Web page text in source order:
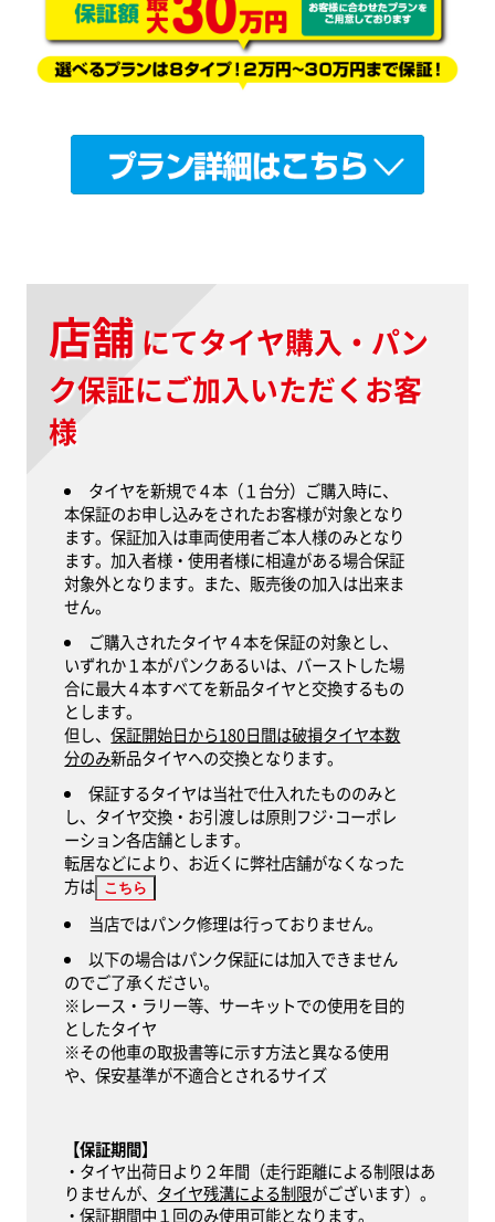
A
B 4万円 まで 6,800円
E 15万円まで 18,800円
F 20万円まで 21,800円
H 30万円まで 31,800円
プランC
保証開始から180日間
免責期間として保証開始日から180日間にパ
ンクした場合は、損傷したタイヤ本数分の
み、同等グレード以下の新品タイヤへ交換い
たします。（70,000円を限度に）
保証開始から181日以降
走行距離 ※1 に関わらず１本でもパンクした場
合は同等グレード以下の新品タイヤを最大4
本交換いたします。（70,000円を限度に）
店舗 にてタイヤ購入・パン
ク保証にご加入いただくお客
様
タイヤを新規で４本（１台分）ご購入時に、
本保証のお申し込みをされたお客様が対象となり
ます。保証加入は車両使用者ご本人様のみとなり
ます。加入者様・使用者様に相違がある場合保証
対象外となります。また、販売後の加入は出来ま
せん。
ご購入されたタイヤ４本を保証の対象とし、
いずれか１本がパンクあるいは、バーストした場
合に最大４本すべてを新品タイヤと交換するもの
とします。
但し、保証開始日から180日間は破損タイヤ本数
分のみ新品タイヤへの交換となります。
保証するタイヤは当社で仕入れたもののみと
し、タイヤ交換・お引渡しは原則フジ･コーポレ
ーション各店舗とします。
転居などにより、お近くに弊社店舗がなくなった
方は こちら
当店ではパンク修理は行っておりません。
以下の場合はパンク保証には加入できません
のでご了承ください。
※レース・ラリー等、サーキットでの使用を目的
としたタイヤ
※その他車の取扱書等に示す方法と異なる使用
や、保安基準が不適合とされるサイズ
【保証期間】
・タイヤ出荷日より２年間（走行距離による制限はあ
りませんが、 タイヤ残溝による制限がございます）。
・保証期間中１回のみ使用可能となります。